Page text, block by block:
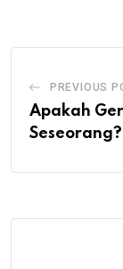
PREVIOUS
Apakah
Seseorang?